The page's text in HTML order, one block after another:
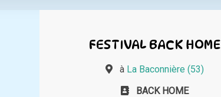
FESTIVAL BACK HOME
à La Baconnière (53)
BACK HOME